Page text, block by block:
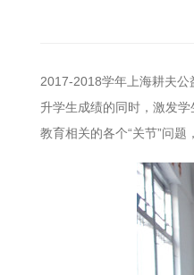
2017-2018学年上海耕夫公
升学生成绩的同时，激发
教育相关的各个“关节”问题